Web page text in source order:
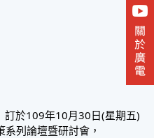
訂於109年10月30日(星期五)
列論壇暨研討會，